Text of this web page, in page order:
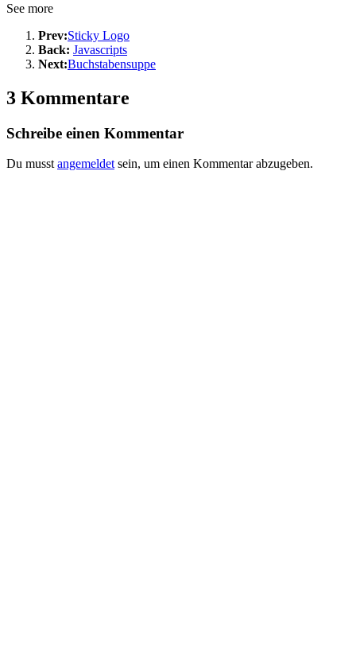
See more
Prev:Sticky Logo
Back: Javascripts
Next:Buchstabensuppe
3 Kommentare
Schreibe einen Kommentar
Du musst angemeldet sein, um einen Kommentar abzugeben.